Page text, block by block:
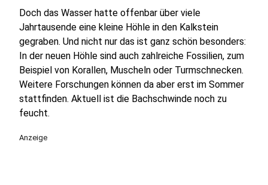
Doch das Wasser hatte offenbar über viele
Jahrtausende eine kleine Höhle in den Kalkstein
gegraben. Und nicht nur das ist ganz schön besonders:
In der neuen Höhle sind auch zahlreiche Fossilien, zum
Beispiel von Korallen, Muscheln oder Turmschnecken.
Weitere Forschungen können da aber erst im Sommer
stattfinden. Aktuell ist die Bachschwinde noch zu
feucht.
Anzeige